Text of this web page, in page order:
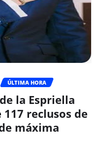
ÚLTIMA HORA
la Espriella
reclusos de
máxima